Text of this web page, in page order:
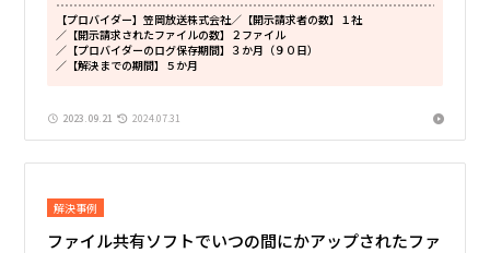
【プロバイダー】笠岡放送株式会社／【開示請求者の数】１社
／【開示請求されたファイルの数】２ファイル
／【プロバイダーのログ保存期間】３か月（９０日）
／【解決までの期間】５か月
2023.09.21 2024.07.31
解決事例
ファイル共有ソフトでいつの間にかアップされたファ